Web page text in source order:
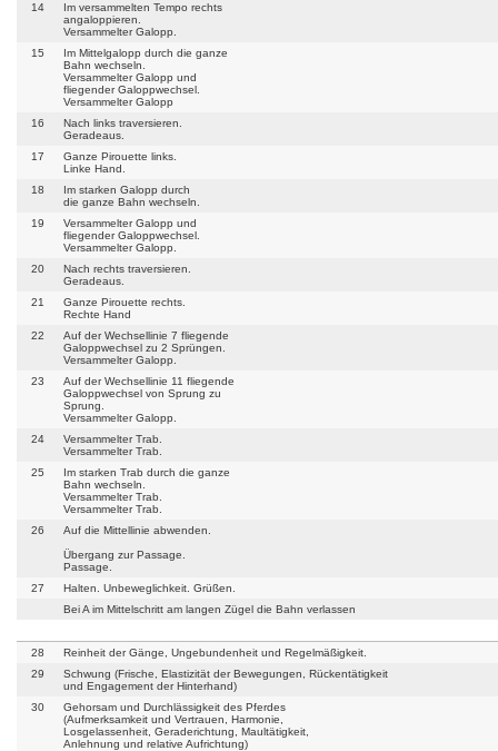
14
Im versammelten Tempo rechts
angaloppieren.
Versammelter Galopp.
15
Im Mittelgalopp durch die ganze
Bahn wechseln.
Versammelter Galopp und
fliegender Galoppwechsel.
Versammelter Galopp
16
Nach links traversieren.
Geradeaus.
17
Ganze Pirouette links.
Linke Hand.
18
Im starken Galopp durch
die ganze Bahn wechseln.
19
Versammelter Galopp und
fliegender Galoppwechsel.
Versammelter Galopp.
20
Nach rechts traversieren.
Geradeaus.
21
Ganze Pirouette rechts.
Rechte Hand
22
Auf der Wechsellinie 7 fliegende
Galoppwechsel zu 2 Sprüngen.
Versammelter Galopp.
23
Auf der Wechsellinie 11 fliegende
Galoppwechsel von Sprung zu
Sprung.
Versammelter Galopp.
24
Versammelter Trab.
Versammelter Trab.
25
Im starken Trab durch die ganze
Bahn wechseln.
Versammelter Trab.
Versammelter Trab.
26
Auf die Mittellinie abwenden.
Übergang zur Passage.
Passage.
27
Halten. Unbeweglichkeit. Grüßen.
Bei A im Mittelschritt am langen Zügel die Bahn verlassen
28
Reinheit der Gänge, Ungebundenheit und Regelmäßigkeit.
29
Schwung (Frische, Elastizität der Bewegungen, Rückentätigkeit
und Engagement der Hinterhand)
30
Gehorsam und Durchlässigkeit des Pferdes
(Aufmerksamkeit und Vertrauen, Harmonie,
Losgelassenheit, Geraderichtung, Maultätigkeit,
Anlehnung und relative Aufrichtung)